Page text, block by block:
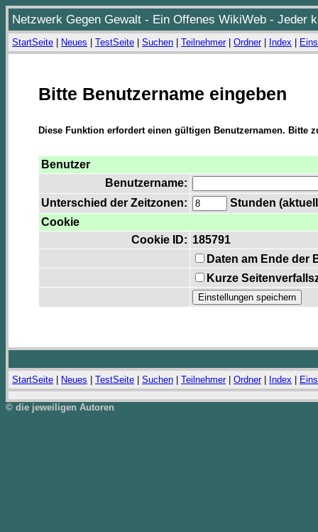
Netzwerk Gegen Gewalt - Ein Offenes WikiWeb - Jeder
StartSeite Neues TestSeite Suchen Teilnehmer| Ordner| Index
Bitte Benutzername eingeben
Diese Funktion erfordert einen gültigen Benutzernamen. Bitte
Benutzer
Benutzername:
Unterschied der Zeitzonen:
Stunden
Cookie
Cookie ID: 185791
Daten am Ende der
Kurze
StartSeite Neues TestSeite Suchen Teilnehmer| Ordner| Index
© die jeweiligen Autoren